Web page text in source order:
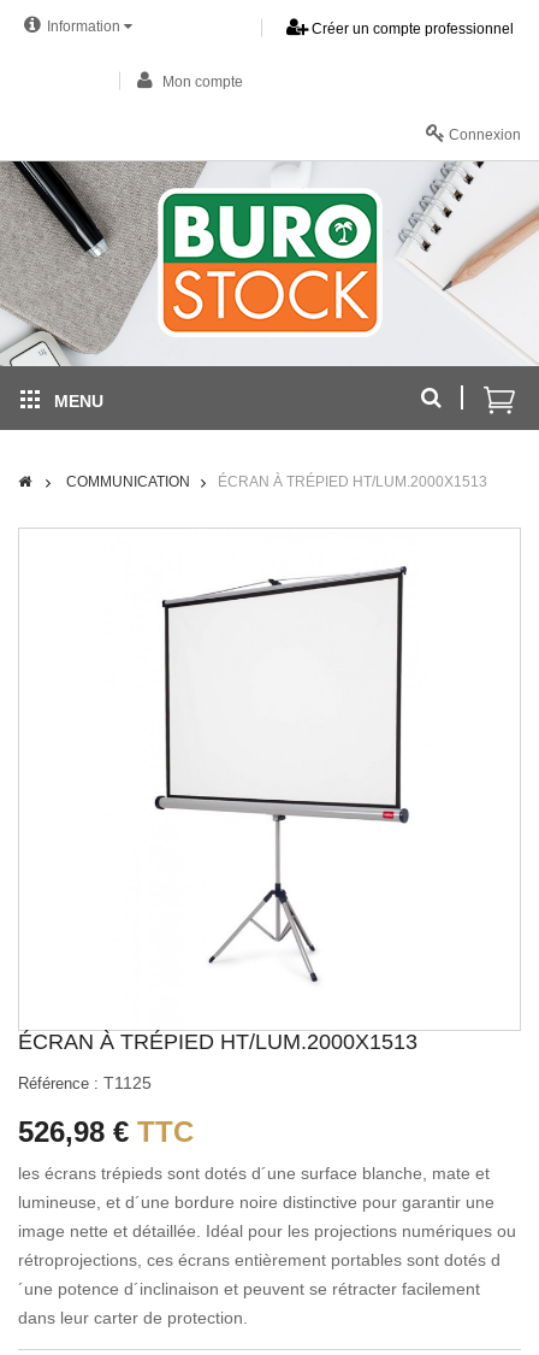
Information Créer un compte professionnel
Mon compte
Connexion
MENU
COMMUNICATION ÉCRAN À TRÉPIED HT/LUM.2000X1513
ÉCRAN À TRÉPIED HT/LUM.2000X1513
Référence : T1125
526,98 € TTC
les écrans trépieds sont dotés d´une surface blanche, mate et
lumineuse, et d´une bordure noire distinctive pour garantir une
image nette et détaillée. Idéal pour les projections numériques ou
rétroprojections, ces écrans entièrement portables sont dotés d
´une potence d´inclinaison et peuvent se rétracter facilement
dans leur carter de protection.